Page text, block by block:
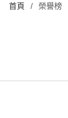
首頁 / 榮譽榜